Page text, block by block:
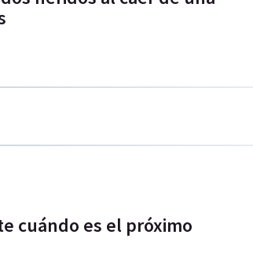
cuándo es el próximo